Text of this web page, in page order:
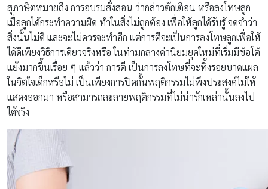
สุภาษิตหมายถึง การอบรมสั่งสอน ว่ากล่าวตักเตือน หรือลงโทษลูก
เมื่อลูกได้กระทำความผิด ทำในสิ่งไม่ถูกต้อง เพื่อให้ลูกได้รับรู้ จดจำว่า
สิ่งนั้นไม่ดี และจะไม่ควรจะทำอีก แต่การตีจะเป็นการลงโทษลูกเพื่อให้
ได้ดีเพียงวิธีการเดียวจริงหรือ ในท่ามกลางค่านิยมยุคใหม่ที่เริ่มมีข้อโต้
แย้งมากขึ้นเรื่อย ๆ แล้วว่า การตี เป็นการลงโทษที่จะทิ้งรอยบาดแผล
ในจิตใจเด็กหรือไม่ เป็นเพียงการปิดกั้นพฤติกรรมไม่พึงประสงค์ไม่ให้
แสดงออกมา หรือสามารถละลายพฤติกรรมที่ไม่น่ารักเหล่านั้นลงไป
ได้จริง